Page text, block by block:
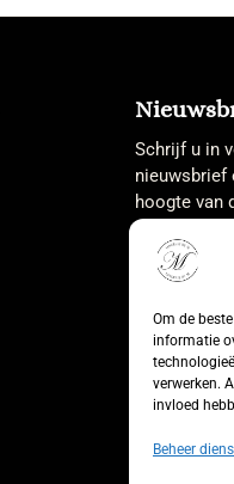
Om de
informatie
verwerken.
invloed
Beheer
Schrijf u in
nieuwsbrief
hoogte van